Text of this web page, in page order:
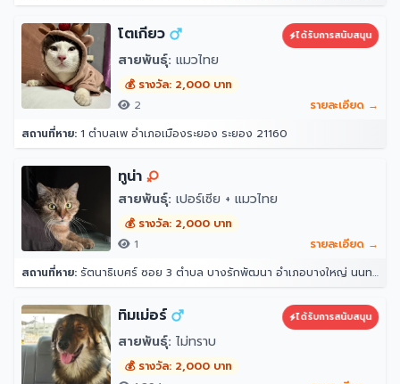
โตเกียว ได้รับการสนับสนุน
สายพันธุ์: แมวไทย
💰 รางวัล: 2,000 บาท
2
รายละเอียด →
สถานที่หาย: 1 ตำบลเพ อำเภอเมืองระยอง ระยอง 21160
ทูน่า
สายพันธุ์: เปอร์เซีย + แมวไทย
💰 รางวัล: 2,000 บาท
1
รายละเอียด →
สถานที่หาย: รัตนาธิเบศร์ ซอย 3 ตำบล บางรักพัฒนา อำเภอบางใหญ่ นนทบุรี 11110
ทิมเม่อร์ ได้รับการสนับสนุน
สายพันธุ์: ไม่ทราบ
💰 รางวัล: 2,000 บาท